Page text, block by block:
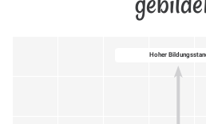
Hoher